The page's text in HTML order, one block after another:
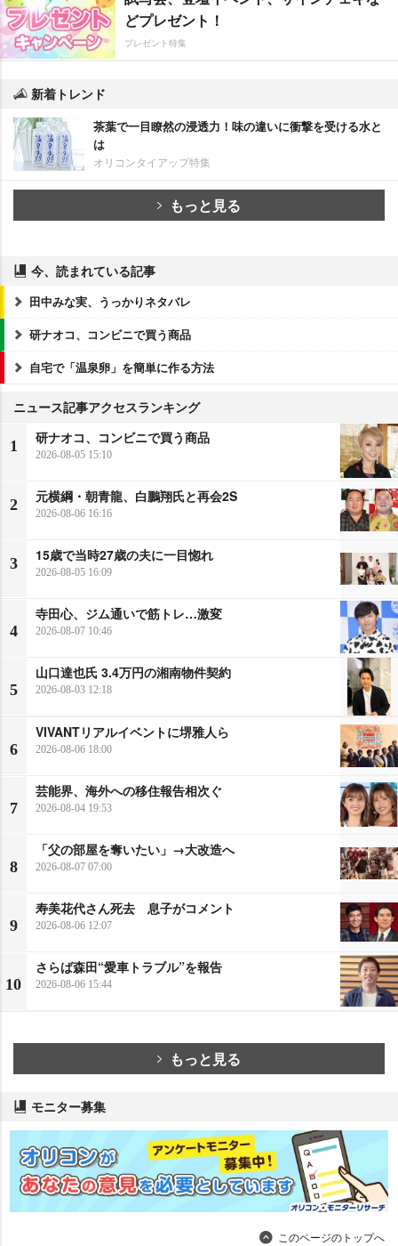
どプレゼント！
プレゼント特集
新着トレンド
茶葉で一目瞭然の浸透力！味の違いに衝撃を受ける水と
は
オリコンタイアップ特集
もっと見る
今、読まれている記事
田中みな実、うっかりネタバレ
研ナオコ、コンビニで買う商品
自宅で「温泉卵」を簡単に作る方法
ニュース記事アクセスランキング
1
研ナオコ、コンビニで買う商品
2026-08-05 15:10
2
元横綱・朝青龍、白鵬翔氏と再会2S
2026-08-06 16:16
3
15歳で当時27歳の夫に一目惚れ
2026-08-05 16:09
4
寺田心、ジム通いで筋トレ…激変
2026-08-07 10:46
5
山口達也氏 3.4万円の湘南物件契約
2026-08-03 12:18
6
VIVANTリアルイベントに堺雅人ら
2026-08-06 18:00
7
芸能界、海外への移住報告相次ぐ
2026-08-04 19:53
8
「父の部屋を奪いたい」→大改造へ
2026-08-07 07:00
9
寿美花代さん死去 息子がコメント
2026-08-06 12:07
10
さらば森田“愛車トラブル”を報告
2026-08-06 15:44
もっと見る
モニター募集
このページのトップへ